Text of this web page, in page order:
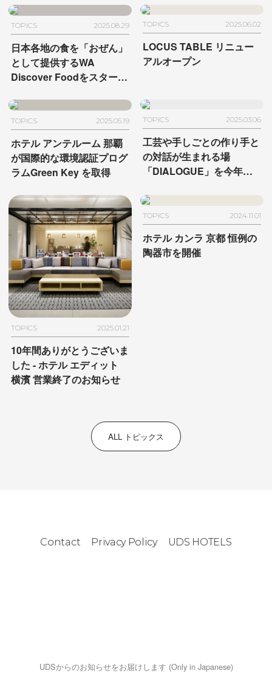
TOPICS 2025.08.29
日本各地の食を「おぜん」
として提供するWA
Discover Foodをスター
TOPICS 2025.06.02
LOCUS TABLE リニュー
アルオープン
TOPICS 2025.05.19
ホテル アンテルーム 那覇
が国際的な環境認証プログ
ラムGreen Key を取得
TOPICS 2025.03.06
工芸や手しごとの作り手と
の対話が生まれる場
「DIALOGUE」を今年も
します。
TOPICS 2025.01.21
10年間ありがとうございま
した- ホテル エディット
横濱 営業終了のお知らせ
TOPICS 2024.11.01
ホテル カンラ 京都 恒例の
陶器市を開催
ALL トピックス
Contact Privacy Policy UDS HOTELS
UDSからのお知らせをお届けします (Only in Japanese)